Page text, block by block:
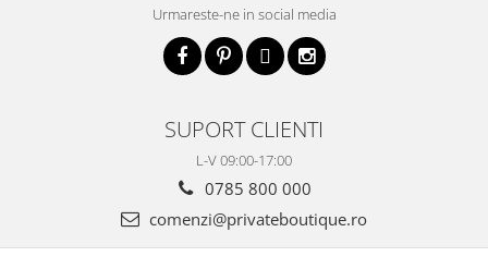
Urmareste-ne in social media
SUPORT CLIENTI
L-V 09:00-17:00
0785 800 000
comenzi@privateboutique.ro